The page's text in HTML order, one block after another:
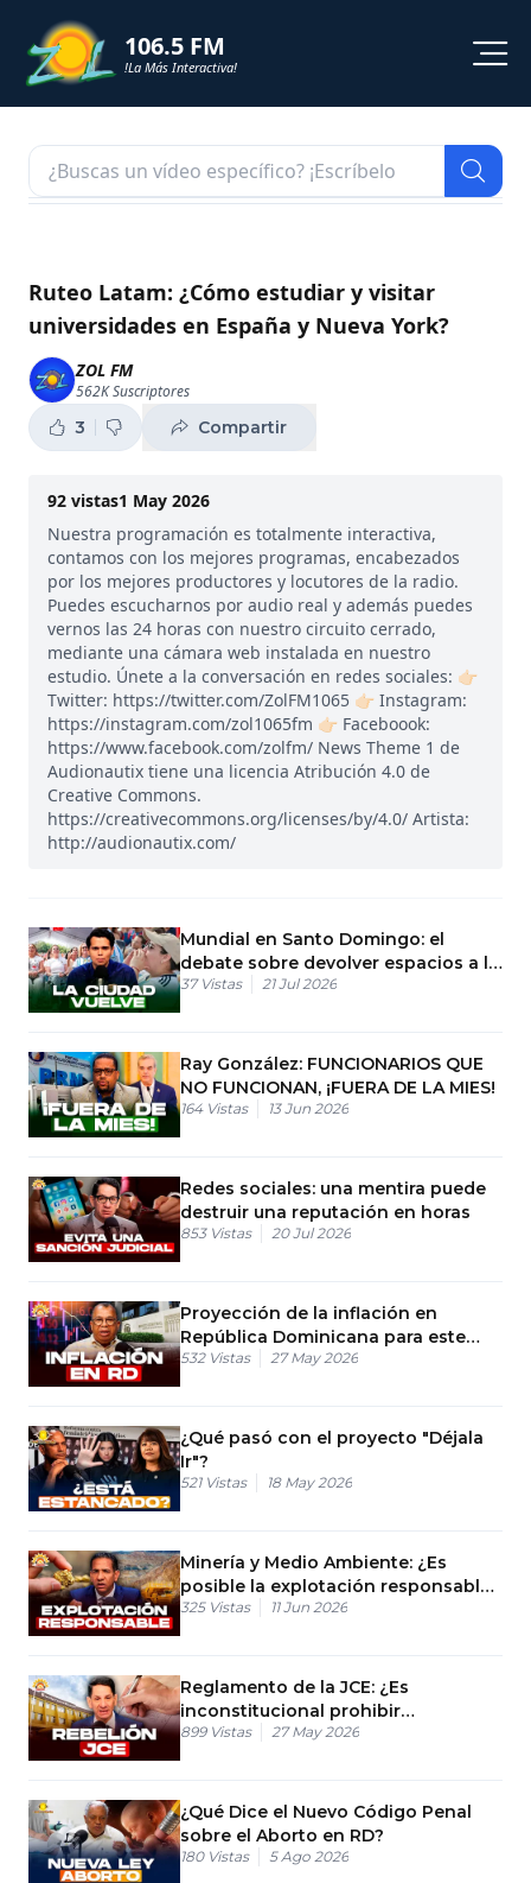
106.5 FM
!La Más Interactiva!
NOTICIAS
SHORTS
PODCAST
ZOL TV
Ruteo Latam: ¿Cómo estudiar y visitar
universidades en España y Nueva York?
ZOL FM
562KSuscriptores
3 Compartir
92 vistas1 May 2026
Nuestra programación es totalmente interactiva,
contamos con los mejores programas, encabezados
por los mejores productores y locutores de la radio.
Puedes escucharnos por audio real y además puedes
vernos las 24 horas con nuestro circuito cerrado,
mediante una cámara web instalada en nuestro
estudio. Únete a la conversación en redes sociales: 👉🏻
Twitter: https://twitter.com/ZolFM1065 👉🏻 Instagram:
https://instagram.com/zol1065fm 👉🏻 Faceboook:
https://www.facebook.com/zolfm/ News Theme 1 de
Audionautix tiene una licencia Atribución 4.0 de
Creative Commons.
https://creativecommons.org/licenses/by/4.0/ Artista:
http://audionautix.com/
Mundial en Santo Domingo: el
debate sobre devolver espacios a la
gente
37 Vistas 21 Jul 2026
Ray González: FUNCIONARIOS QUE
NO FUNCIONAN, ¡FUERA DE LA MIES!
164 Vistas 13 Jun 2026
Redes sociales: una mentira puede
destruir una reputación en horas
853 Vistas 20 Jul 2026
Proyección de la inflación en
República Dominicana para este
año
532 Vistas 27 May 2026
¿Qué pasó con el proyecto "Déjala
Ir"?
521 Vistas 18 May 2026
Minería y Medio Ambiente: ¿Es
posible la explotación responsable
en RD?
325 Vistas 11 Jun 2026
Reglamento de la JCE: ¿Es
inconstitucional prohibir
encuestas?
899 Vistas 27 May 2026
¿Qué Dice el Nuevo Código Penal
sobre el Aborto en RD?
180 Vistas 5 Ago 2026